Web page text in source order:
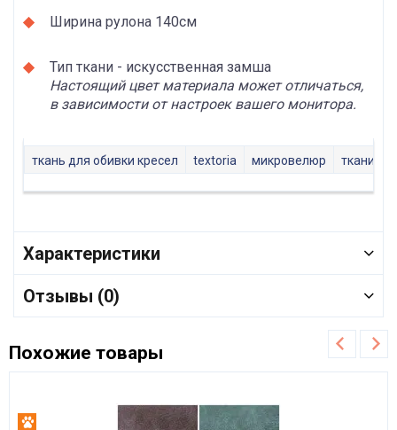
Ширина рулона 140см
Тип ткани - искусственная замша
Настоящий цвет материала может отличаться,
в зависимости от настроек вашего монитора.
ткань для обивки кресел textoria микровелюр ткани
Характеристики
Отзывы (0)
Похожие товары